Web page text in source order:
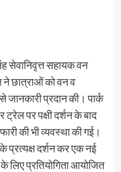
सेवानिवृत्त सहायक वन
छात्राओं को वन व
प्रदान की। पार्क
पर पक्षी दर्शन के बाद
की भी व्यवस्था की गई।
के प्रत्यक्ष दर्शन कर एक नई
लिए प्रतियोगिता आयोजित